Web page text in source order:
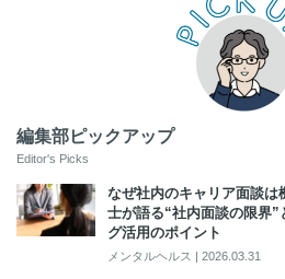
編集部ピックアップ
Editor's Picks
なぜ社内のキャリア面談
士が語る“社内面談の限界
グ活用のポイント
メンタルヘルス | 2026.03.31